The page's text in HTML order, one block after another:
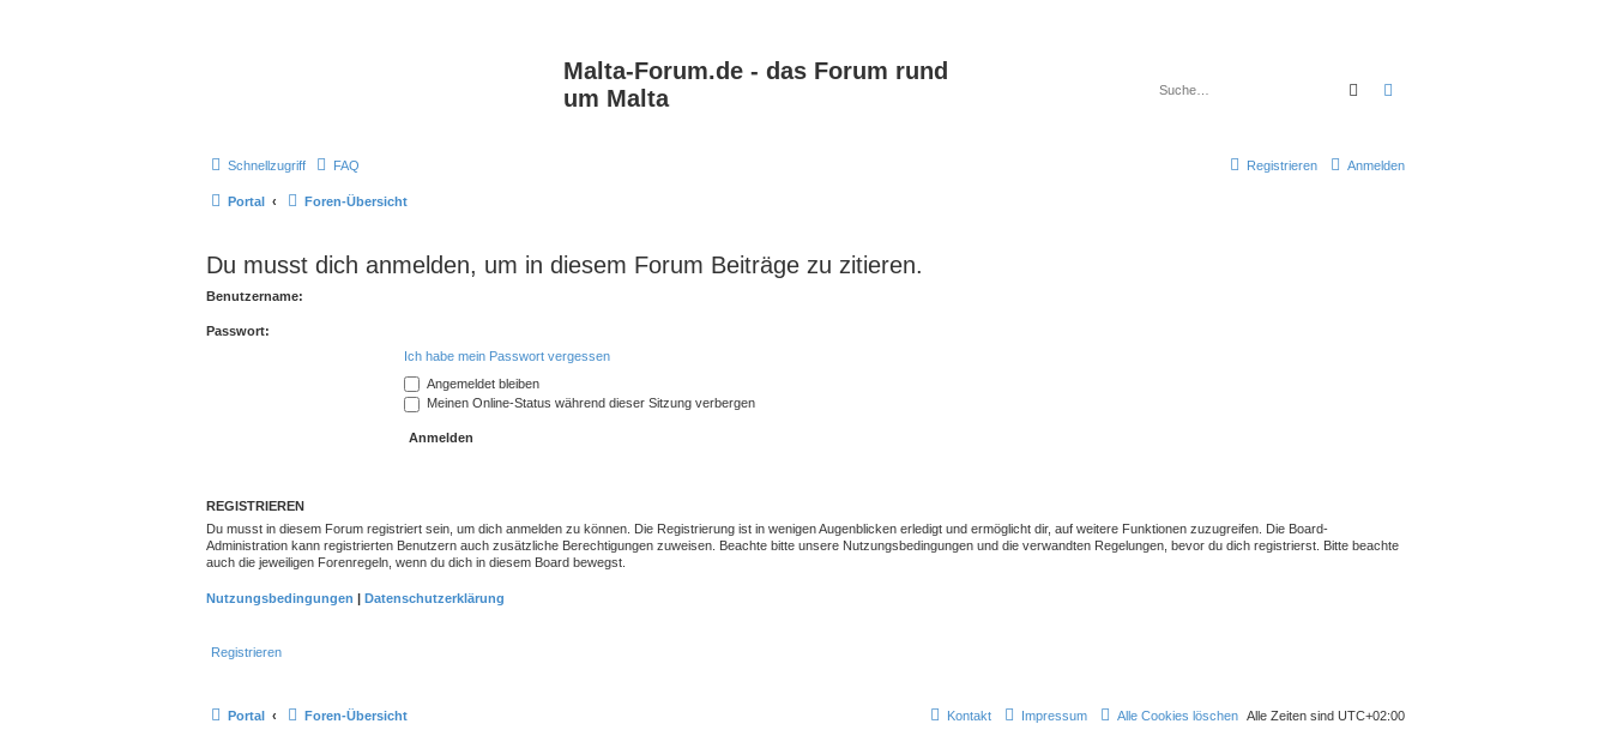
Malta-Forum.de - das Forum rund
um Malta
Suche
Schnellzugriff FAQ Anmelden
Registrieren
Portal Foren-Übersicht
Du musst dich anmelden, um in diesem Forum Beiträge zu zitieren.
Benutzername:
Passwort:
Ich habe mein Passwort vergessen
Angemeldet bleiben
Meinen Online-Status während dieser Sitzung verbergen
REGISTRIEREN
Du musst in diesem Forum registriert sein, um dich anmelden zu können. Die Registrierung ist in wenigen Augenblicken erledigt und ermöglicht dir, auf weitere Funktionen zuzugreifen. Die Board-
Administration kann registrierten Benutzern auch zusätzliche Berechtigungen zuweisen. Beachte bitte unsere Nutzungsbedingungen und die verwandten Regelungen, bevor du dich registrierst. Bitte beachte
auch die jeweiligen Forenregeln, wenn du dich in diesem Board bewegst.
Nutzungsbedingungen Datenschutzerklärung
Registrieren
Portal Foren-Übersicht Alle Zeiten sind UTC+02:00
Alle Cookies löschen
Impressum
Kontakt